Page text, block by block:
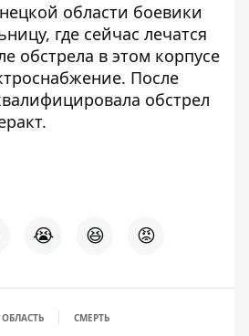
области боевики
где сейчас лечатся
обстрела в этом корпусе
После
обстрел
.
😭 😆 😡
СМЕРТЬ